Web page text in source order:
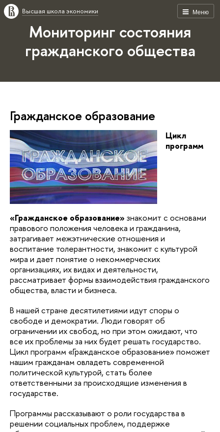
Меню
Высшая школа экономики
Мониторинг состояния
гражданского общества
Гражданское образование
Цикл
программ
«Гражданское образование» знакомит с основами
правового положения человека и гражданина,
затрагивает межэтнические отношения и
воспитание толерантности, знакомит с культурой
мира и дает понятие о некоммерческих
организациях, их видах и деятельности,
рассматривает формы взаимодействия гражданского
общества, власти и бизнеса.
В нашей стране десятилетиями идут споры о
свободе и демократии. Люди говорят об
ограничении их свобод, но при этом ожидают, что
все их проблемы за них будет решать государство.
Цикл программ «Гражданское образование» поможет
нашим гражданам овладеть современной
политической культурой, стать более
ответственными за происходящие изменения в
государстве.
Программы рассказывают о роли государства в
решении социальных проблем, поддержке